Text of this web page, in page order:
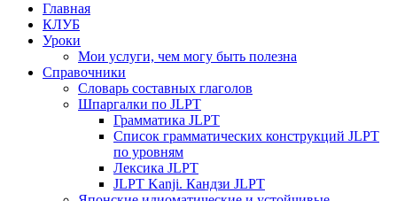
Главная
КЛУБ
Уроки
Мои услуги, чем могу быть полезна
Справочники
Словарь составных глаголов
Шпаргалки по JLPT
Грамматика JLPT
Список грамматических конструкций JLPT
по уровням
Лексика JLPT
JLPT Kanji. Кандзи JLPT